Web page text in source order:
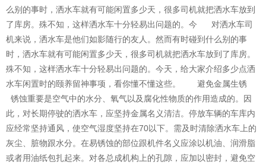
么别的事时，洒水车就有可能闲置多少天，很多司机就把洒水车放到
了库房。殊不知，这样洒水车十分轻易出问题的。今 对洒水车司
机来说，洒水车是他们如影随行的友人。然而有时碰到什么别的事
时，洒水车就有可能闲置多少天，很多司机就把洒水车放到了库房。
殊不知，这样洒水车十分轻易出问题的。今天，给大家介绍多少点洒
水车闲置时的颐养留神事项，看你懂不懂这些。 避免金属生锈
锈蚀重要是空气中的水分、氧气以及腐化性物质的作用造成的。因
此，对长期停驶的洒水车，应坚持金属名义清洁。停放车辆的车库内
应经常坚持通风，使空气湿度坚持在70以下。需及时清除洒水车上的
灰尘、脏物跟水分。在易锈蚀的部位跟机件名义应涂以机油、润滑脂
或者用油纸包扎起来。对各总成机构上的孔隙，应加以密封，避免空